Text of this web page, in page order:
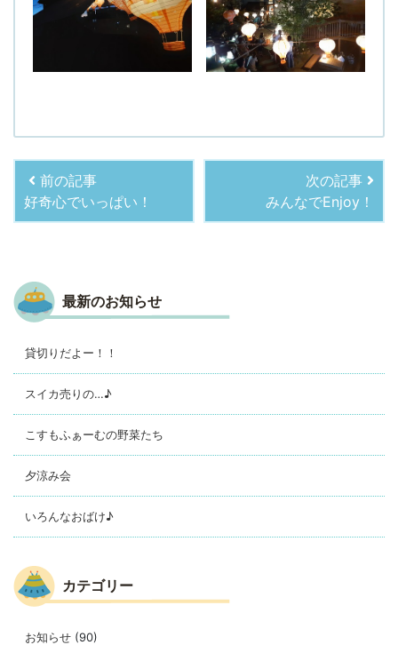
前の記事
好奇心でいっぱい！
次の記事
みんなでEnjoy！
最新のお知らせ
貸切りだよー！！
スイカ売りの…♪
こすもふぁーむの野菜たち
夕涼み会
いろんなおばけ♪
カテゴリー
お知らせ (90)